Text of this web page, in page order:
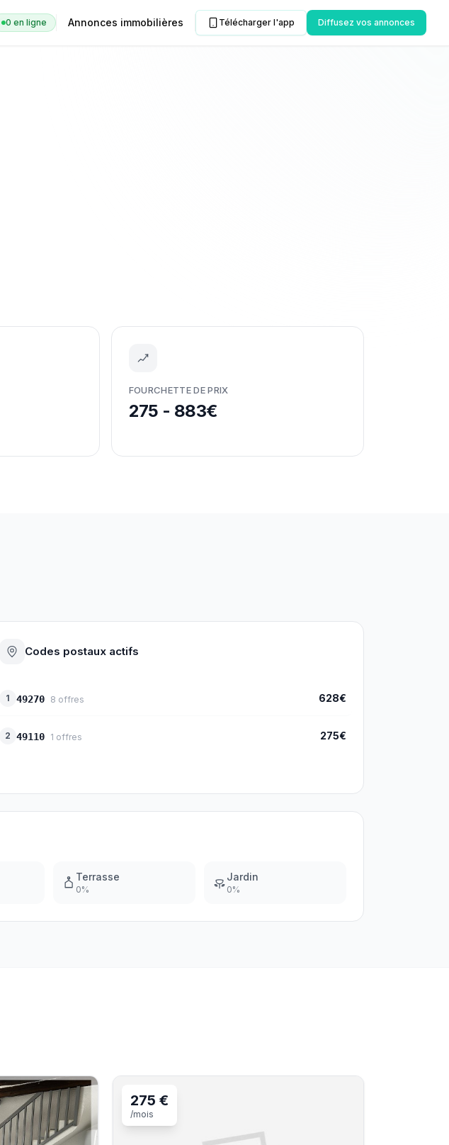
0 en ligne Annonces immobilières Télécharger l'app Diffusez vos annonces
FOURCHETTE DE PRIX
275 - 883€
Codes postaux actifs
1 49270 8 offres 628€
2 49110 1 offres 275€
Terrasse
0%
Jardin
0%
275 €
/mois